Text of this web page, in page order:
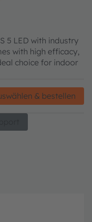
5 LED with industry
with high efficacy,
choice for indoor
& bestellen